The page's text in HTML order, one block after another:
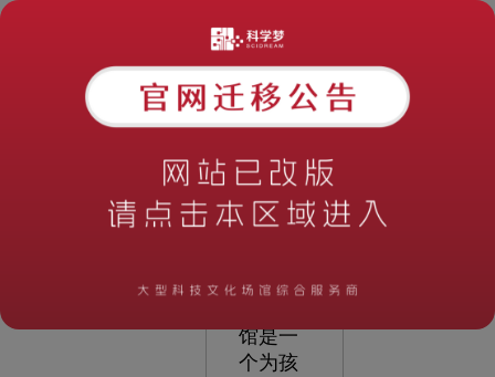
花的环
境。
1. 科技
馆的角
小
馆是一
个为孩